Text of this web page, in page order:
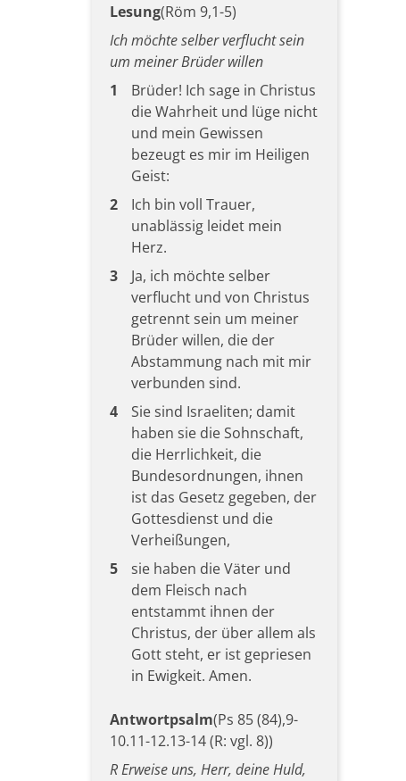
Lesung(Röm 9,1-5)
Ich möchte selber verflucht sein
um meiner Brüder willen
1
Brüder! Ich sage in Christus
die Wahrheit und lüge nicht
und mein Gewissen
bezeugt es mir im Heiligen
Geist:
2
Ich bin voll Trauer,
unablässig leidet mein
Herz.
3
Ja, ich möchte selber
verflucht und von Christus
getrennt sein um meiner
Brüder willen, die der
Abstammung nach mit mir
verbunden sind.
4
Sie sind Israeliten; damit
haben sie die Sohnschaft,
die Herrlichkeit, die
Bundesordnungen, ihnen
ist das Gesetz gegeben, der
Gottesdienst und die
Verheißungen,
5
sie haben die Väter und
dem Fleisch nach
entstammt ihnen der
Christus, der über allem als
Gott steht, er ist gepriesen
in Ewigkeit. Amen.
Antwortpsalm(Ps 85 (84),9-
10.11-12.13-14 (R: vgl. 8))
R Erweise uns, Herr, deine Huld,